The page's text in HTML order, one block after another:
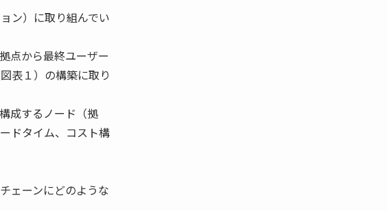
ン）に取り組んでい
点から最終ユーザー
表１）の構築に取り
成するノード（拠
ドタイム、コスト構
ェーンにどのような